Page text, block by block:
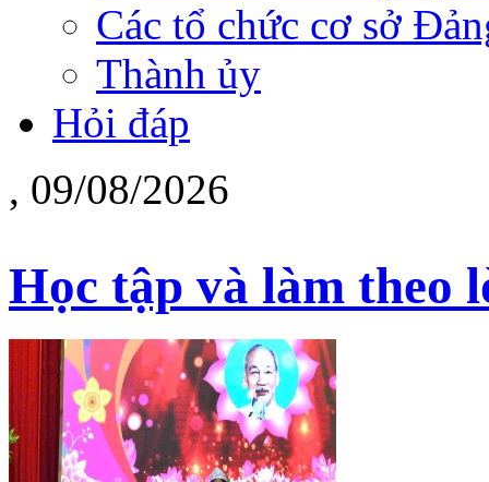
Các tổ chức cơ sở
Thành ủy
Hỏi đáp
, 09/08/2026
Học tập và làm theo